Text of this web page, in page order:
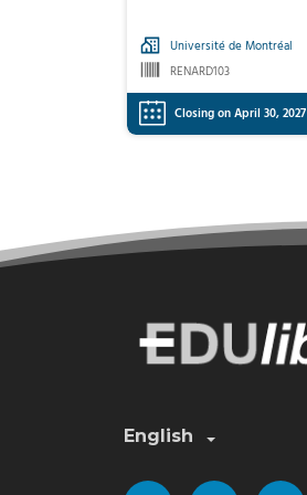
Université de Montréal
RENARD103
Closing on April 30, 2027
English